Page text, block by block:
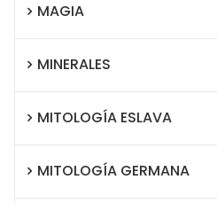
MAGIA
MINERALES
MITOLOGÍA ESLAVA
MITOLOGÍA GERMANA